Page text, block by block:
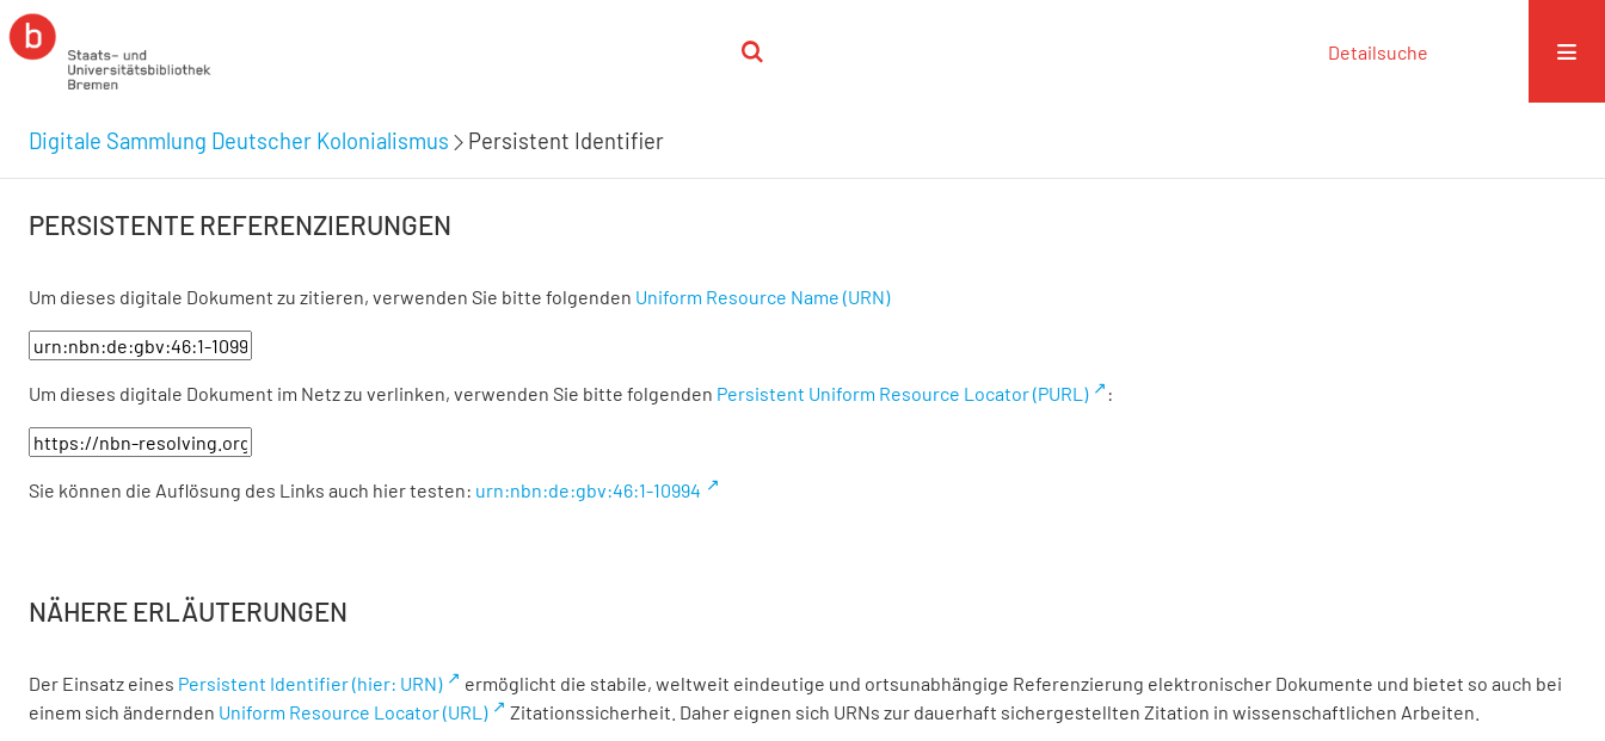
Detailsuche
Digitale Sammlung Deutscher Kolonialismus Persistent Identifier
PERSISTENTE REFERENZIERUNGEN
Um dieses digitale Dokument zu zitieren, verwenden Sie bitte folgenden Uniform Resource Name (URN)
Um dieses digitale Dokument im Netz zu verlinken, verwenden Sie bitte folgenden Persistent Uniform Resource Locator (PURL) :
Sie können die Auflösung des Links auch hier testen: urn:nbn:de:gbv:46:1-10994
NÄHERE ERLÄUTERUNGEN
Der Einsatz eines Persistent Identifier (hier: URN)
ermöglicht die stabile, weltweit eindeutige und ortsunabhängige Referenzierung elektronischer Dokumente und bietet so auch bei
einem sich ändernden Uniform Resource Locator (URL) Zitationssicherheit. Daher eignen sich URNs zur dauerhaft sichergestellten Zitation in wissenschaftlichen Arbeiten.